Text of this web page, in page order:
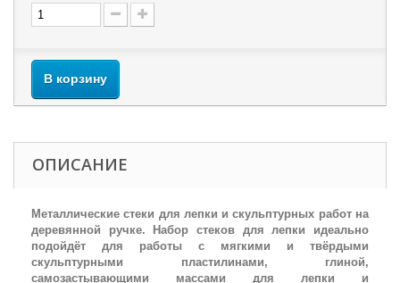
В корзину
ОПИСАНИЕ
Металлические стеки для лепки и скульптурных работ на
деревянной ручке. Набор стеков для лепки идеально
подойдёт для работы с мягкими и твёрдыми
скульптурными пластилинами, глиной,
самозастывающими массами для лепки и